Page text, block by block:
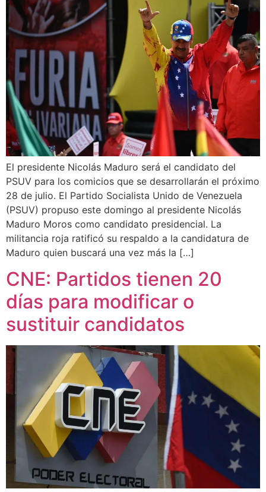
El presidente Nicolás Maduro será el candidato del
PSUV para los comicios que se desarrollarán el próximo
28 de julio. El Partido Socialista Unido de Venezuela
(PSUV) propuso este domingo al presidente Nicolás
Maduro Moros como candidato presidencial. La
militancia roja ratificó su respaldo a la candidatura de
Maduro quien buscará una vez más la […]
CNE: Partidos tienen 20
días para modificar o
sustituir candidatos